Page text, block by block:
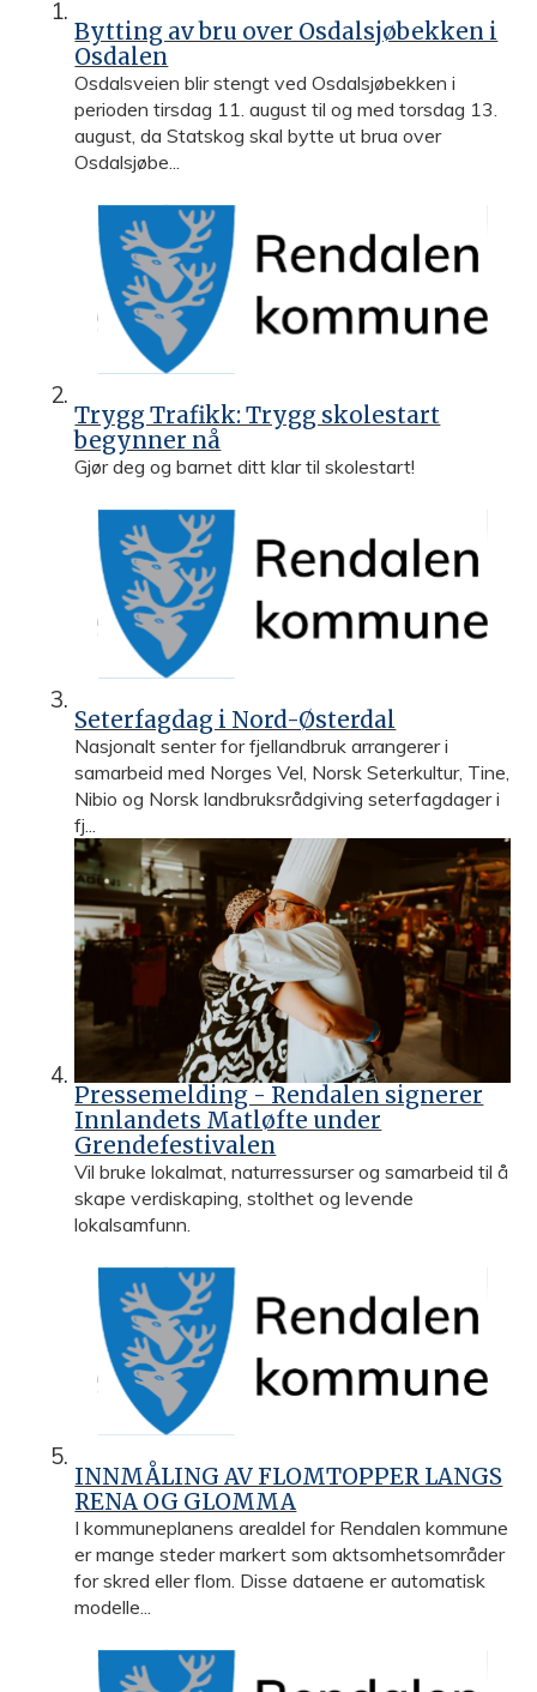
m
m
u
n
e
Bytting av bru over Osdalsjøbekken i
Osdalen
Osdalsveien blir stengt ved Osdalsjøbekken i
perioden tirsdag 11. august til og med torsdag 13.
august, da Statskog skal bytte ut brua over
Osdalsjøbe...
Trygg Trafikk: Trygg skolestart
begynner nå
Gjør deg og barnet ditt klar til skolestart!
Seterfagdag i Nord-Østerdal
Nasjonalt senter for fjellandbruk arrangerer i
samarbeid med Norges Vel, Norsk Seterkultur, Tine,
Nibio og Norsk landbruksrådgiving seterfagdager i
fj...
Pressemelding - Rendalen signerer
Innlandets Matløfte under
Grendefestivalen
Vil bruke lokalmat, naturressurser og samarbeid til å
skape verdiskaping, stolthet og levende
lokalsamfunn.
INNMÅLING AV FLOMTOPPER LANGS
RENA OG GLOMMA
I kommuneplanens arealdel for Rendalen kommune
er mange steder markert som aktsomhetsområder
for skred eller flom. Disse dataene er automatisk
modelle...